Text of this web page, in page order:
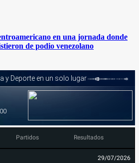
en una jornada donde
de podio venezolano
Partidos Resultados
29/07/2026